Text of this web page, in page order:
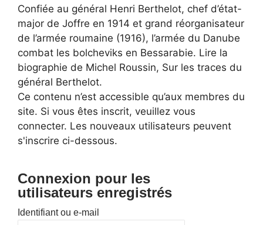
Confiée au général Henri Berthelot, chef d’état-
major de Joffre en 1914 et grand réorganisateur
de l’armée roumaine (1916), l’armée du Danube
combat les bolcheviks en Bessarabie. Lire la
biographie de Michel Roussin, Sur les traces du
général Berthelot.
Ce contenu n’est accessible qu’aux membres du
site. Si vous êtes inscrit, veuillez vous
connecter. Les nouveaux utilisateurs peuvent
s'inscrire ci-dessous.
Connexion pour les
utilisateurs enregistrés
Identifiant ou e-mail